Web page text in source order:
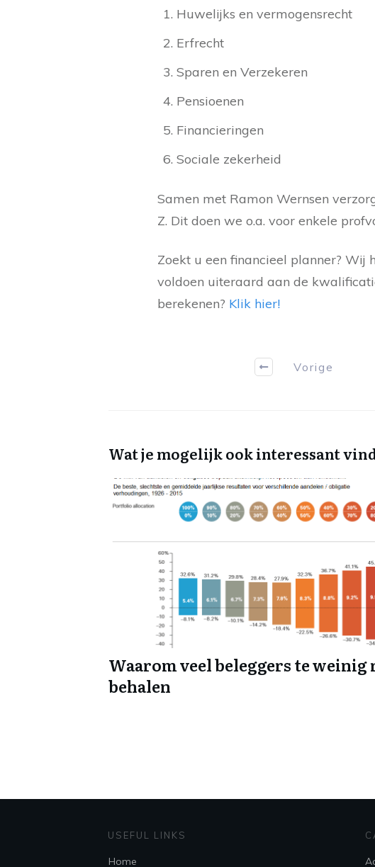
Huwelijks en vermogensrecht
Erfrecht
Sparen en Verzekeren
Pensioenen
Financieringen
Sociale zekerheid
Samen met Ramon Wernsen
Z. Dit doen we o.a. voor enkele
Zoekt u een financieel planner? Wij
voldoen uiteraard aan de
berekenen? Klik hier!
Vorige
Wat je mogelijk ook interessant
Waarom veel beleggers te weinig
behalen
USEFUL LINKS
Home